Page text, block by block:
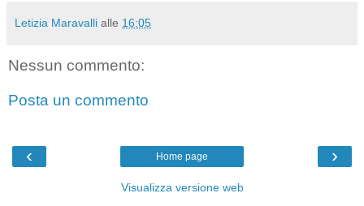
Letizia Maravalli alle 16:05
Nessun commento:
Posta un commento
‹ ›
Home page
Visualizza versione web